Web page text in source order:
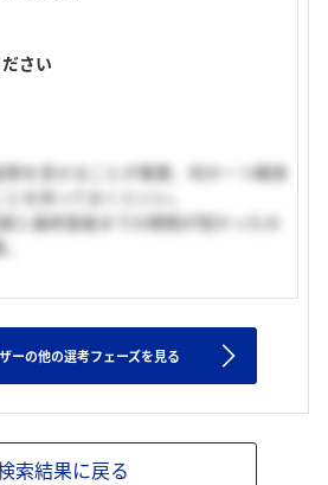
さい
を見せることが重要、何か一つ確実
を持っておくといい。
と最終面接までの期間が短かったの
ーの他の選考フェーズを見る
索結果に戻る